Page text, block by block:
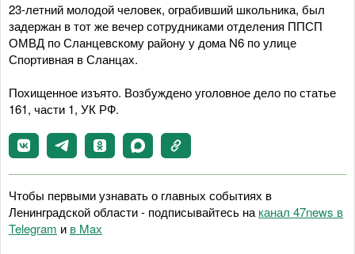
23-летний молодой человек, ограбивший школьника, был
задержан в тот же вечер сотрудниками отделения ППСП
ОМВД по Сланцевскому району у дома N6 по улице
Спортивная в Сланцах.
Похищенное изъято. Возбуждено уголовное дело по статье
161, части 1, УК РФ.
Чтобы первыми узнавать о главных событиях в
Ленинградской области - подписывайтесь на канал 47news в
Telegram и в Maх